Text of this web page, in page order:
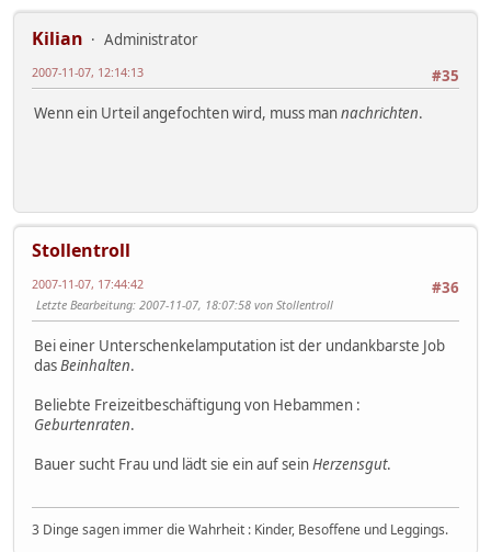
Kilian
Administrator
#35
2007-11-07, 12:14:13
Wenn ein Urteil angefochten wird, muss mannachrichten.
Stollentroll
#36
2007-11-07, 17:44:42
Letzte Bearbeitung: 2007-11-07, 18:07:58 von Stollentroll
Bei einer Unterschenkelamputation ist der undankbarste Job
dasBeinhalten.
Beliebte Freizeitbeschäftigung von Hebammen :
Geburtenraten.
Bauer sucht Frau und lädt sie ein auf seinHerzensgut.
3 Dinge sagen immer die Wahrheit : Kinder, Besoffene und Leggings.